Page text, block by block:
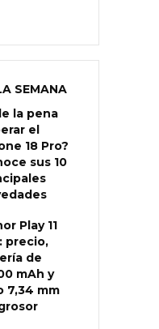
SEMANA
la pena
el
18 Pro?
sus 10
Play 11
precio,
de
mAh y
7,34 mm